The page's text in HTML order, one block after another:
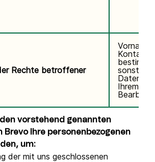
Rechte betroffener
sonstige
Daten im
Ihrem
vorstehend genannten
Brevo Ihre personenbezogenen
um:
der mit uns geschlossenen